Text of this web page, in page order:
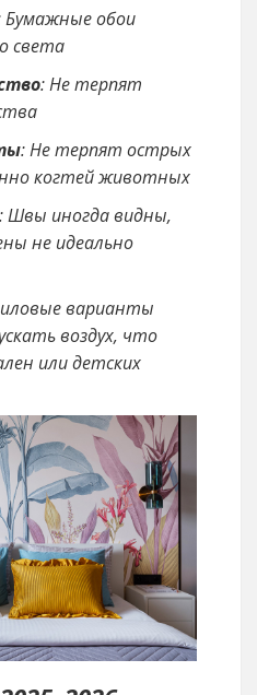
Бумажные обои
света
: Не терпят
: Не терпят острых
когтей животных
: Швы иногда видны,
не идеально
варианты
воздух, что
или детских